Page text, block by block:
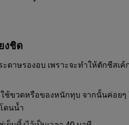
งชิด
ดาษรองอบ เพราะจะทำให้ตักชีสเค้
ช้ขวดหรือของหนักทุบ จากนั้นค่อยๆ
ดนน้ำ